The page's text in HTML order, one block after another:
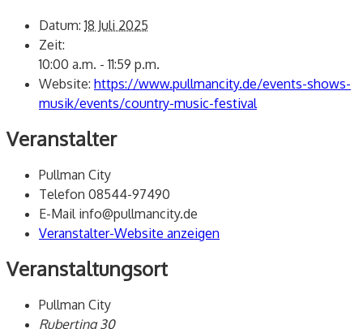
Datum: 18 Juli 2025
Zeit:
10:00 a.m. - 11:59 p.m.
Website: https://www.pullmancity.de/events-shows-
musik/events/country-music-festival
Veranstalter
Pullman City
Telefon 08544-97490
E-Mail info@pullmancity.de
Veranstalter-Website anzeigen
Veranstaltungsort
Pullman City
Ruberting 30